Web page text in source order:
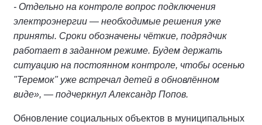
- Отдельно на контроле вопрос подключения
электроэнергии — необходимые решения уже
приняты. Сроки обозначены чёткие, подрядчик
работает в заданном режиме. Будем держать
ситуацию на постоянном контроле, чтобы осенью
"Теремок" уже встречал детей в обновлённом
виде», — подчеркнул Александр Попов.
Обновление социальных объектов в муниципальных